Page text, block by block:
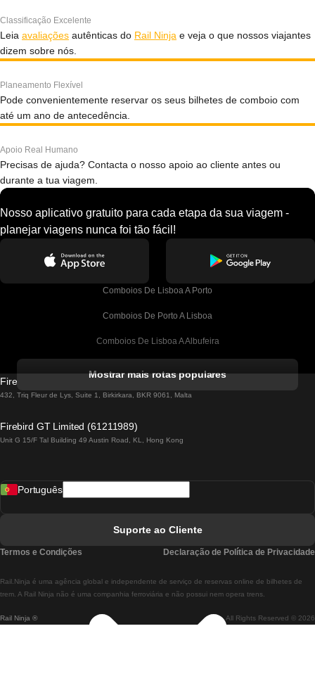
Classificação Excelente
Leia avaliações autênticas do Rail Ninja e veja o que nossos viajantes
dizem sobre nós.
Planeamento Flexível
Pode convenientemente reservar os seus bilhetes de comboio com
até um ano de antecedência.
Apoio Real Humano
Precisas de ajuda? Contacta o nosso apoio ao cliente antes ou
durante a tua viagem.
Nosso aplicativo gratuito para cada etapa da sua viagem -
planejar viagens nunca foi tão fácil!
Comboios De Lisboa A Porto
Comboios De Porto A Lisboa
Comboios De Lisboa A Albufeira
Comboios De Lisboa A Lagos
Comboios De Lisboa A Madrid
Comboios De Lisboa A Braga
Comboios De Braga A Lisboa
Mostrar mais rotas populares
Firebird GT Limited (OC 1451)
432, Triq Fleur de Lys, Suite 1, Birkirkara, BKR 9061, Malta
Firebird GT Limited (61211989)
Unit G 15/F Tal Building 49 Austin Road, KL, Hong Kong
Rail Ninja ® All Rights Reserved © 2026
Rail.Ninja é uma agência global e independente de serviço de reservas online de bilhetes de
trem. A Rail Ninja não é uma companhia ferroviária e não possui nem opera trens.
Português
Suporte ao Cliente
Termos e Condições Declaração de Política de Privacidade